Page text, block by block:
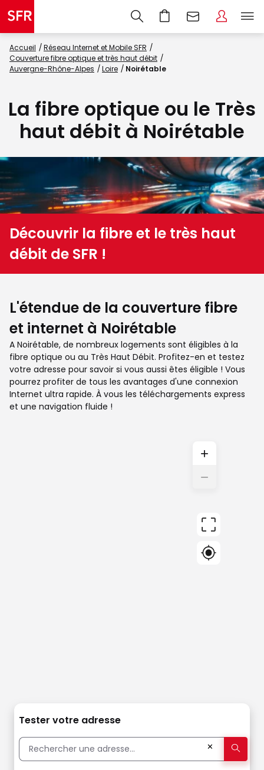
Accueil
Réseau Internet et Mobile SFR
Couverture fibre optique et très haut débit
Auvergne-Rhône-Alpes
Loire Noirétable
La fibre optique ou le Très
haut débit à Noirétable
Découvrir la fibre et le très haut
débit de SFR !
L'étendue de la couverture fibre
et internet à Noirétable
A Noirétable, de nombreux logements sont éligibles à la
fibre optique ou au Très Haut Débit. Profitez-en et testez
votre adresse pour savoir si vous aussi êtes éligible ! Vous
pourrez profiter de tous les avantages d'une connexion
Internet ultra rapide. À vous les téléchargements express
et une navigation fluide !
+
−
Tester votre adresse
✕